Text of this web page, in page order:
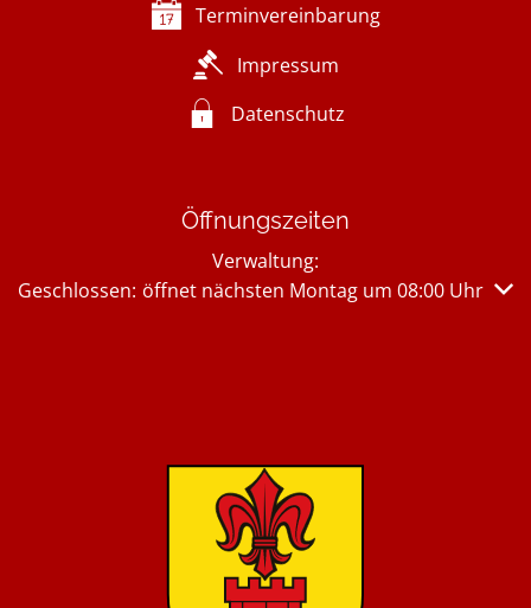
Terminvereinbarung
Impressum
Datenschutz
Öffnungszeiten
Verwaltung:
Klicken, um weitere Öffnungs- oder Schließzeiten
Geschlossen: öffnet nächsten Montag um 08:00 Uhr